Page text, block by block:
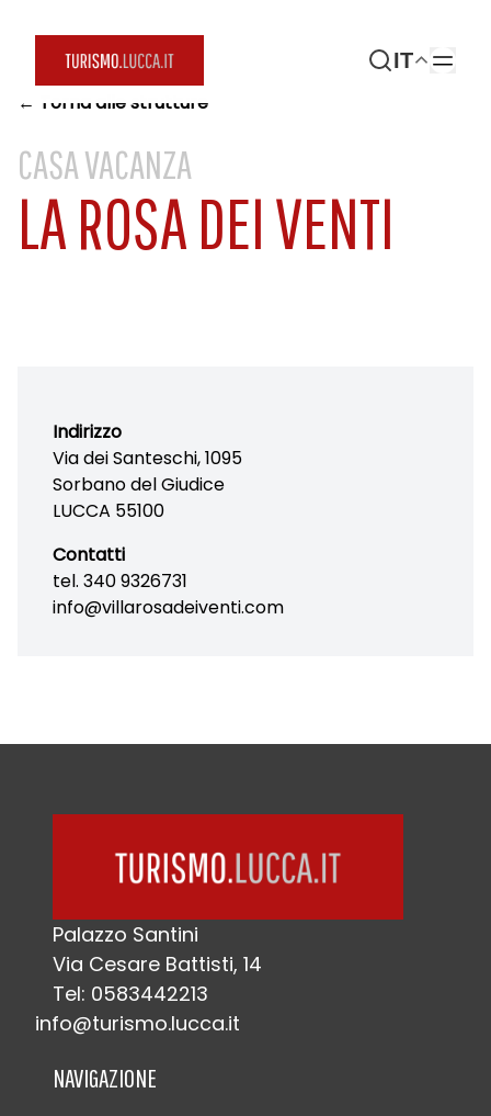
IT
← Torna alle strutture
CASA VACANZA
LA ROSA DEI VENTI
Indirizzo
Via dei Santeschi, 1095
Sorbano del Giudice
LUCCA 55100
Contatti
tel. 340 9326731
info@villarosadeiventi.com
Palazzo Santini
Via Cesare Battisti, 14
Tel: 0583442213
info@turismo.lucca.it
NAVIGAZIONE